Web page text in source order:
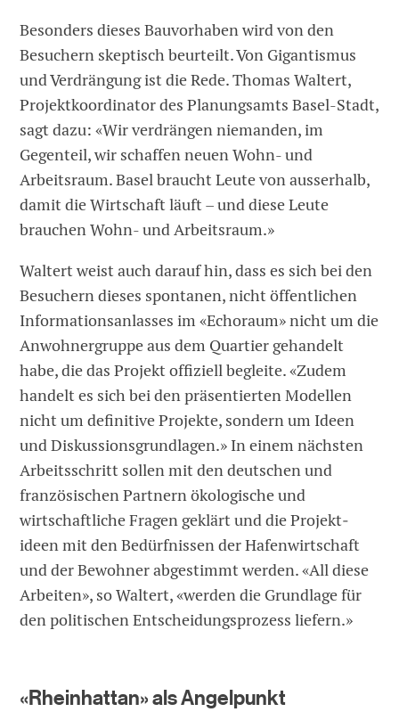
Besonders dieses Bauvorhaben wird von den
Besuchern skeptisch beurteilt. Von Gigantismus
und Verdrängung ist die Rede. Thomas Waltert,
Projektkoordinator des Planungsamts Basel-Stadt,
sagt dazu: «Wir verdrängen niemanden, im
Gegenteil, wir schaffen ­neuen Wohn- und
Arbeitsraum. Basel braucht Leute von ausserhalb,
damit die Wirtschaft läuft – und diese Leute
brauchen Wohn- und Arbeitsraum.»
Waltert weist auch darauf hin, dass es sich bei den
Besuchern dieses spon­tanen, nicht­ öffentlichen
Informations­anlasses im «Echoraum» nicht um die
Anwohnergruppe aus dem Quartier ge­handelt
habe, die das Projekt offiziell be­gleite. «Zudem
handelt es sich bei den prä­sentierten Modellen
nicht um ­definitive Projekte, sondern um ­Ideen
und Diskussionsgrundlagen.» In einem nächsten
Arbeitsschritt sollen mit den deutschen und
französischen Partnern ökologische und
wirtschaft­liche Fragen geklärt und die Projekt­
ideen mit den Bedürfnissen der Hafenwirtschaft
und der Bewohner abgestimmt werden. «All diese
Arbeiten», so Waltert, «werden die Grundlage für
den politischen Entscheidungsprozess liefern.»
«Rheinhattan» als Angelpunkt